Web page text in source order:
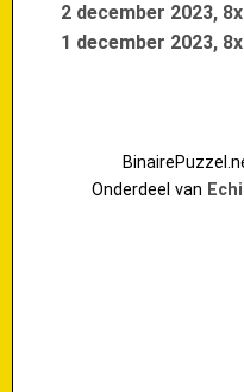
2 december 2023,
1 december 2023,
Onderdeel van